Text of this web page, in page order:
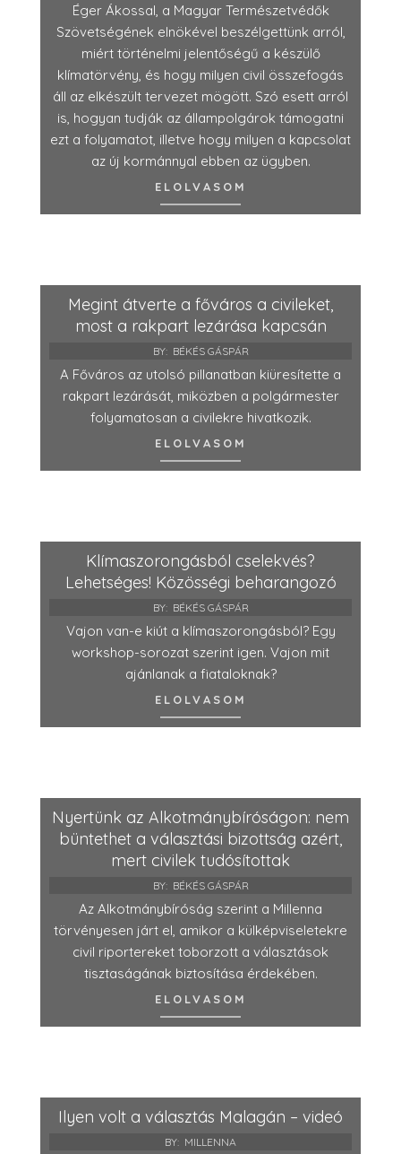
Éger Ákossal, a Magyar Természetvédők
Szövetségének elnökével beszélgettünk arról,
miért történelmi jelentőségű a készülő
klímatörvény, és hogy milyen civil összefogás
áll az elkészült tervezet mögött. Szó esett arról
is, hogyan tudják az állampolgárok támogatni
ezt a folyamatot, illetve hogy milyen a kapcsolat
az új kormánnyal ebben az ügyben.
ELOLVASOM
Megint átverte a főváros a civileket,
most a rakpart lezárása kapcsán
BY: BÉKÉS GÁSPÁR
A Főváros az utolsó pillanatban kiüresítette a
rakpart lezárását, miközben a polgármester
folyamatosan a civilekre hivatkozik.
ELOLVASOM
Klímaszorongásból cselekvés?
Lehetséges! Közösségi beharangozó
BY: BÉKÉS GÁSPÁR
Vajon van-e kiút a klímaszorongásból? Egy
workshop-sorozat szerint igen. Vajon mit
ajánlanak a fiataloknak?
ELOLVASOM
Nyertünk az Alkotmánybíróságon: nem
büntethet a választási bizottság azért,
mert civilek tudósítottak
BY: BÉKÉS GÁSPÁR
Az Alkotmánybíróság szerint a Millenna
törvényesen járt el, amikor a külképviseletekre
civil riportereket toborzott a választások
tisztaságának biztosítása érdekében.
ELOLVASOM
Ilyen volt a választás Malagán – videó
BY: MILLENNA